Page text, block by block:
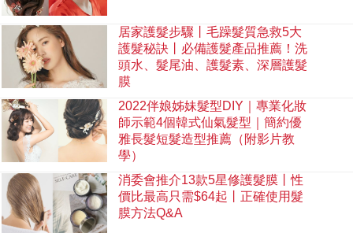
居家護髮步驟丨毛躁髮質急救5大
護髮秘訣丨必備護髮產品推薦！洗
頭水、髮尾油、護髮素、深層護髮
膜
2022伴娘姊妹髮型DIY｜專業化妝
師示範4個韓式仙氣髮型｜簡約優
雅長髮短髮造型推薦（附影片教
學）
消委會推介13款5星修護髮膜丨性
價比最高只需$64起丨正確使用髮
膜方法Q&A